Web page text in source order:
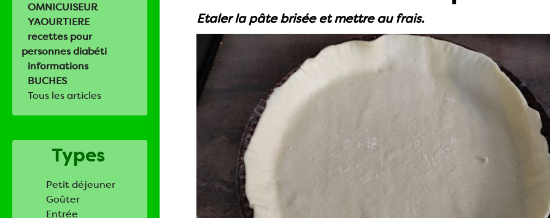
OMNICUISEUR
YAOURTIERE
recettes pour
personnes diabéti
informations
BUCHES
Tous les articles
Types
Petit déjeuner
Goûter
Entrée
Etaler la pâte brisée et mettre au frais.